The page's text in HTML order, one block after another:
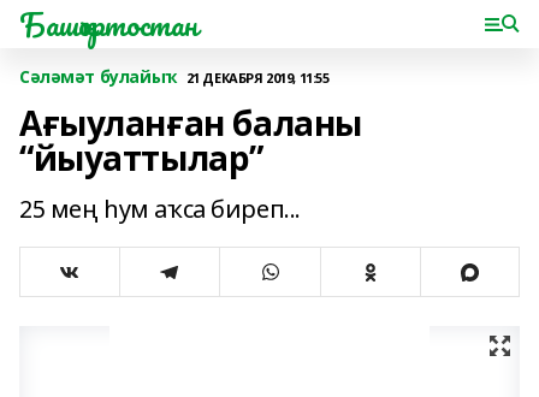
Башҡортостан
Сәләмәт булайыҡ 21 ДЕКАБРЯ 2019, 11:55
Ағыуланған баланы
“йыуаттылар”
25 мең һум аҡса биреп...